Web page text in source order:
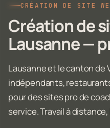
CRÉATION DE SITE
Création de
Lausanne —
Lausanne et le canton de
indépendants,
pour des sites pro de
service. Travail à